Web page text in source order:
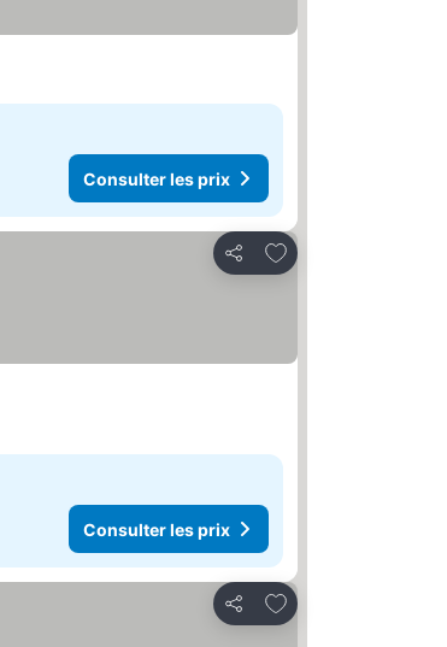
Consulter les prix
Partager
Ajouter à mes favoris
Consulter les prix
Partager
Ajouter à mes favoris